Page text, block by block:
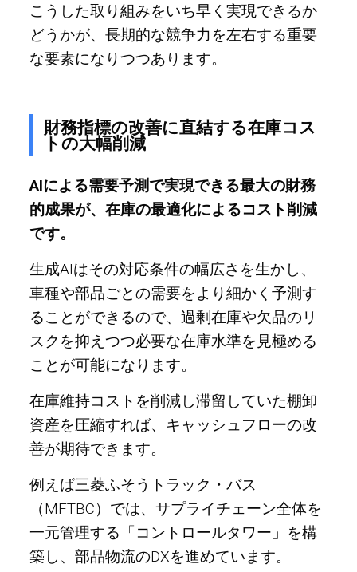
こうした取り組みをいち早く実現できるか
どうかが、長期的な競争力を左右する重要
な要素になりつつあります。
財務指標の改善に直結する在庫コス
トの大幅削減
AIによる需要予測で実現できる最大の財務
的成果が、在庫の最適化によるコスト削減
です。
生成AIはその対応条件の幅広さを生かし、
車種や部品ごとの需要をより細かく予測す
ることができるので、過剰在庫や欠品のリ
スクを抑えつつ必要な在庫水準を見極める
ことが可能になります。
在庫維持コストを削減し滞留していた棚卸
資産を圧縮すれば、キャッシュフローの改
善が期待できます。
例えば三菱ふそうトラック・バス
（MFTBC）では、サプライチェーン全体を
一元管理する「コントロールタワー」を構
築し、部品物流のDXを進めています。